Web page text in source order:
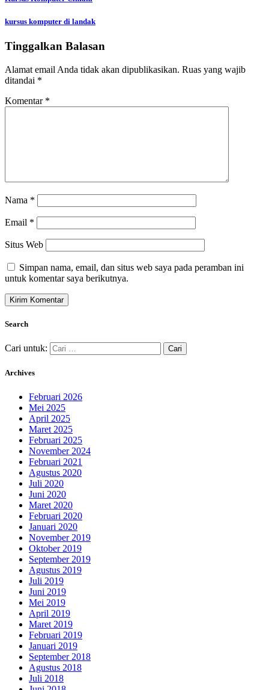
kursus komputer di landak
Tinggalkan Balasan
Alamat email Anda tidak akan dipublikasikan. Ruas yang wajib
ditandai *
Komentar *
Nama *
Email *
Situs Web
Simpan nama, email, dan situs web saya pada peramban ini
untuk komentar saya berikutnya.
Search
Cari untuk:
Archives
Februari 2026
Mei 2025
April 2025
Maret 2025
Februari 2025
November 2024
Februari 2021
Agustus 2020
Juli 2020
Juni 2020
Maret 2020
Februari 2020
Januari 2020
November 2019
Oktober 2019
September 2019
Agustus 2019
Juli 2019
Juni 2019
Mei 2019
April 2019
Maret 2019
Februari 2019
Januari 2019
September 2018
Agustus 2018
Juli 2018